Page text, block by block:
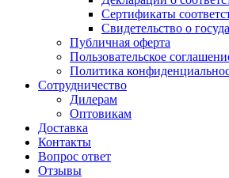
Сертификаты
Свидетельство о
Публичная оферта
Пользовательское
Политика
Сотрудничество
Дилерам
Оптовикам
Доставка
Контакты
Вопрос ответ
Отзывы